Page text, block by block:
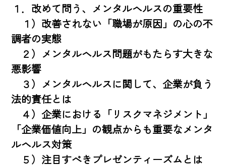
１．改めて問う、メンタルヘルスの重要性
１）改善されない「職場が原因」の心の不
調者の実態
２）メンタルヘルス問題がもたらす大きな
悪影響
３）メンタルヘルスに関して、企業が負う
法的責任とは
４）企業における「リスクマネジメント」
「企業価値向上」の観点からも重要なメンタ
ルヘルス対策
５）注目すべきプレゼンティーズムとは